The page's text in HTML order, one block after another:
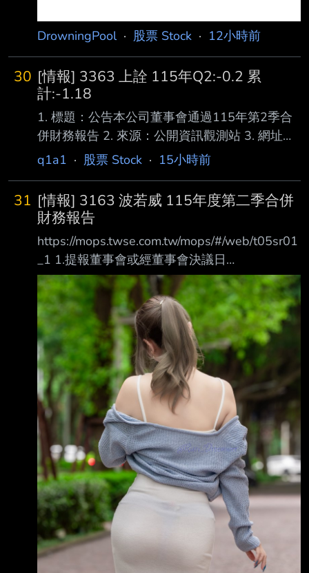
DrowningPool· 股票 Stock · 12小時前
30 [情報] 3363 上詮 115年Q2:-0.2 累
計:-1.18
1. 標題：公告本公司董事會通過115年第2季合
併財務報告 2. 來源：公開資訊觀測站 3. 網址：
https://mops.twse.com.tw/mops/#/web/home 4.
期:115/08/06 2.審計委員會通過日期:115/08/06
3.財務報告或年度自結財務資訊報導期間 起訖日
期
(XXX/XX/XX~XXX/XX/XX):115/01/01~115/06/
30 4.1月1日累計至本期止營業收入(仟
元):811,157 5.1月1日累計至本期止
q1a1 · 股票 Stock · 15小時前
31 [情報] 3163 波若威 115年度第二季合併
財務報告
https://mops.twse.com.tw/mops/#/web/t05sr01
_1 1.提報董事會或經董事會決議日
期:115/08/06 2.審計委員會通過日期:115/08/06
3.財務報告或年度自結財務資訊報導期間 起訖日
期
(XXX/XX/XX~XXX/XX/XX):115/01/01~115/06/
30 4.1月1日累計至本期止營業收入(仟
元):1,247,946 5.1月1日累計至本期止營業毛利
(毛損) (仟元):213,638 6.1月1日累計至本期止營
業利益(損失) (仟元):45,